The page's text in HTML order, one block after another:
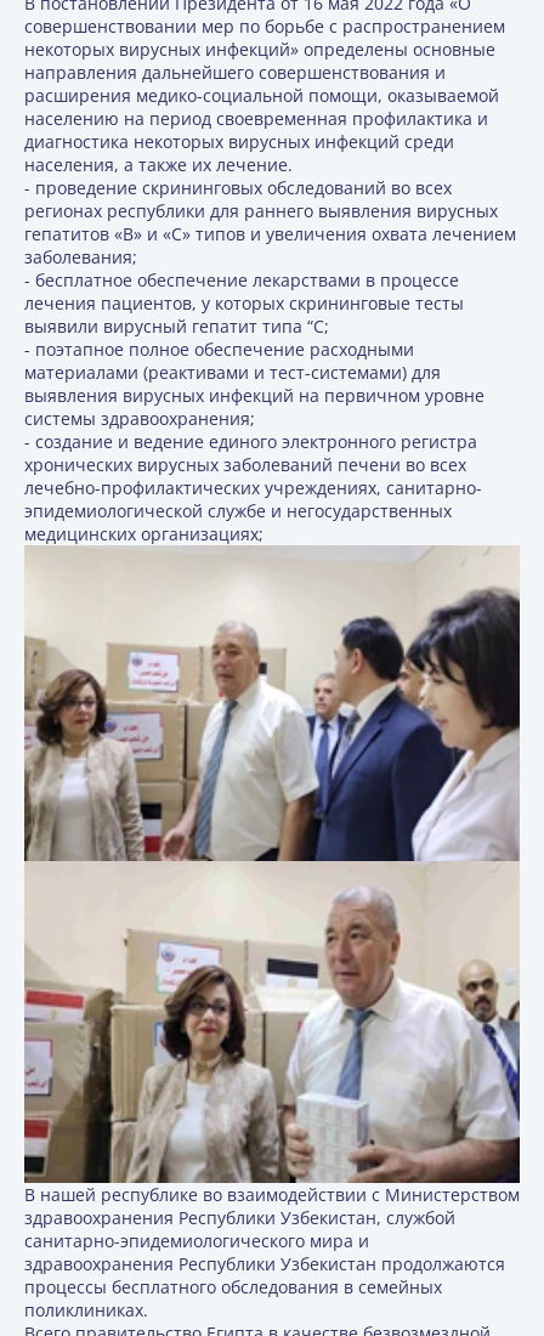
совершенствовании мер по борьбе с распространением
некоторых вирусных инфекций» определены основные
направления дальнейшего совершенствования и
расширения медико-социальной помощи, оказываемой
населению на период своевременная профилактика и
диагностика некоторых вирусных инфекций среди
населения, а также их лечение.
- проведение скрининговых обследований во всех
регионах республики для раннего выявления вирусных
гепатитов «В» и «С» типов и увеличения охвата лечением
заболевания;
- бесплатное обеспечение лекарствами в процессе
лечения пациентов, у которых скрининговые тесты
выявили вирусный гепатит типа “С;
- поэтапное полное обеспечение расходными
материалами (реактивами и тест-системами) для
выявления вирусных инфекций на первичном уровне
системы здравоохранения;
- создание и ведение единого электронного регистра
хронических вирусных заболеваний печени во всех
лечебно-профилактических учреждениях, санитарно-
эпидемиологической службе и негосударственных
медицинских организациях;
В нашей республике во взаимодействии с Министерством
здравоохранения Республики Узбекистан, службой
санитарно-эпидемиологического мира и
здравоохранения Республики Узбекистан продолжаются
процессы бесплатного обследования в семейных
поликлиниках.